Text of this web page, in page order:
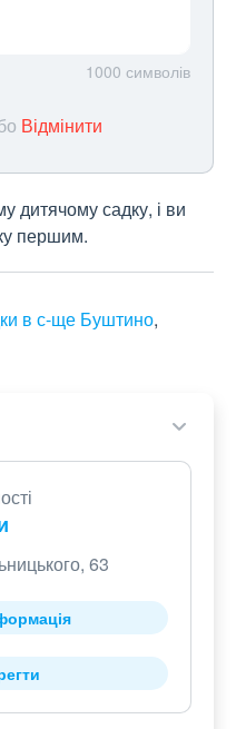
1000 символів
Відмінити
дитячому садку, і ви
першим.
в с-ще Буштино,
63